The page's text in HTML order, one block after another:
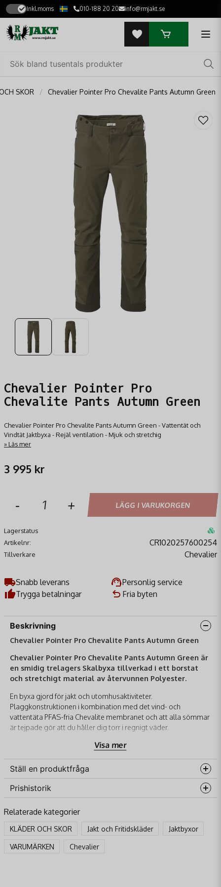
Inkl.moms 010-188 20 20 info@rmjakt.se
SKOR Chevalier Pointer Pro Chevalite Pants Autumn Green
Chevalier Pointer Pro
Chevalite Pants Autumn Green
Chevalier Pointer Pro Chevalite Pants Autumn Green - Vattentät och
Vindtät Jaktbyxa - Rejäl ventilation - Mjuk och stretchig
Läs mer
3 995 kr
- + LÄGG I VARUKORGEN
Lagerstatus
Artikelnr:
CR1020257600254
Tillverkare Chevalier
Snabb leverans
Personlig service
Trygga betalningar
Fria byten
Beskrivning
Chevalier Pointer Pro Chevalite Pants Autumn Green
Chevalier Pointer Pro Chevalite Pants Autumn Green är
en smidig trelagers Skalbyxa tillverkad i ett borstat
och stretchigt material av återvunnen Polyester.
En byxa gjord för jakt och utomhusaktiviteter.
Plaggkonstruktionen i kombination med det vind- och
vattentäta PFAS-fria Chevalite membranet och att alla sömmar
är tejpade gör att du håller dig torr i regnigt väder.
Linningen är lätt vadderad och är förhöjd baktill, det gör att
den sluter bekvämt till om ryggen och att den inte glipar eller
glider ned när du sätter dig eller går i oländig terräng.
Linningen har både hällor för bälte och knappar för hängslen.
En extra passpoal i linningens överkant gör att även hängslen
med krokodilklämma sitter stadigt.
Byxan har praktiska genomtänkta fickor så som fleecefodrade
handfickor. På båda benen har den rejäla bälgfickor som stängs
Visa mer
Ställ en produktfråga
question
Fråga oss något om denna produkten...
name
Namn
Prishistorik
Relaterade kategorier
KLÄDER OCH SKOR Jakt och Fritidskläder Jaktbyxor
VARUMÄRKEN Chevalier